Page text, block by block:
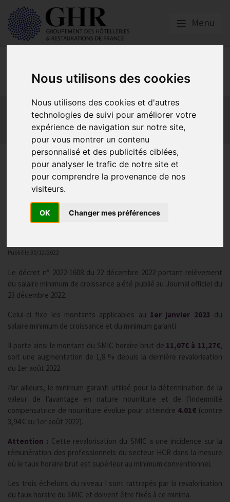
Nous utilisons des cookies
Nous utilisons des cookies et d'autres
technologies de suivi pour améliorer votre
expérience de navigation sur notre site,
pour vous montrer un contenu
personnalisé et des publicités ciblées,
pour analyser le trafic de notre site et
pour comprendre la provenance de nos
visiteurs.
OK Changer mes préférences
Menu
Social
Actualités
Les obligations liées à l’embauche
Les obligations liées à l’exécution du contrat de travail
Les obligations liées à l’extinction du contrat
Augmentation du SMIC et du
minimum garanti au 1er
janvier 2023
Publié le 30/12/2022
Le décret n° 2022-1608 du 22 décembre 2022 portant relèvement
du salaire minimum de croissance a été publié au Journal officiel du
23 décembre 2022.
Celui-ci fixe les montants applicables au 1er janvier 2023 du
salaire minimum de croissance et du minimum garanti.
Il porte ainsi le montant du SMIC horaire brut de 11,07€ à 11,27€,
soit une augmentation de 1,8 % depuis la dernière revalorisation
du 1er août 2022.
Par ailleurs, le minimum garanti utilisé pour la détermination de la
valeur de l’avantage en nature nourriture et de l’indemnité
compensatrice de nourriture évolue pour atteindre 4.01€ (contre
3,94 € au 1er août 2022).
Attention : Cette revalorisation du SMIC a une incidence sur la
rémunération des professionnels du secteur HCR dans la mesure
où le taux horaire brut est supérieur au minimum conventionnel.
Les trois échelons du niveau I sont rattrapés par la revalorisation
du taux horaire du SMIC et doivent être fixés à ce minima.